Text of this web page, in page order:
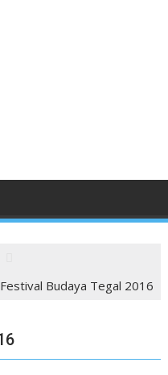
Festival Budaya Tegal 2016